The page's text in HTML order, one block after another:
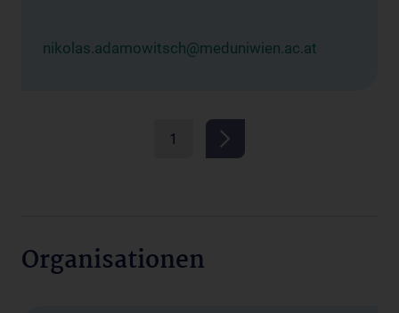
nikolas.adamowitsch@meduniwien.ac.at
1
Organisationen